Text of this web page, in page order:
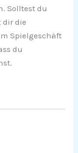
Solltest du
dir die
Spielgeschäft
du